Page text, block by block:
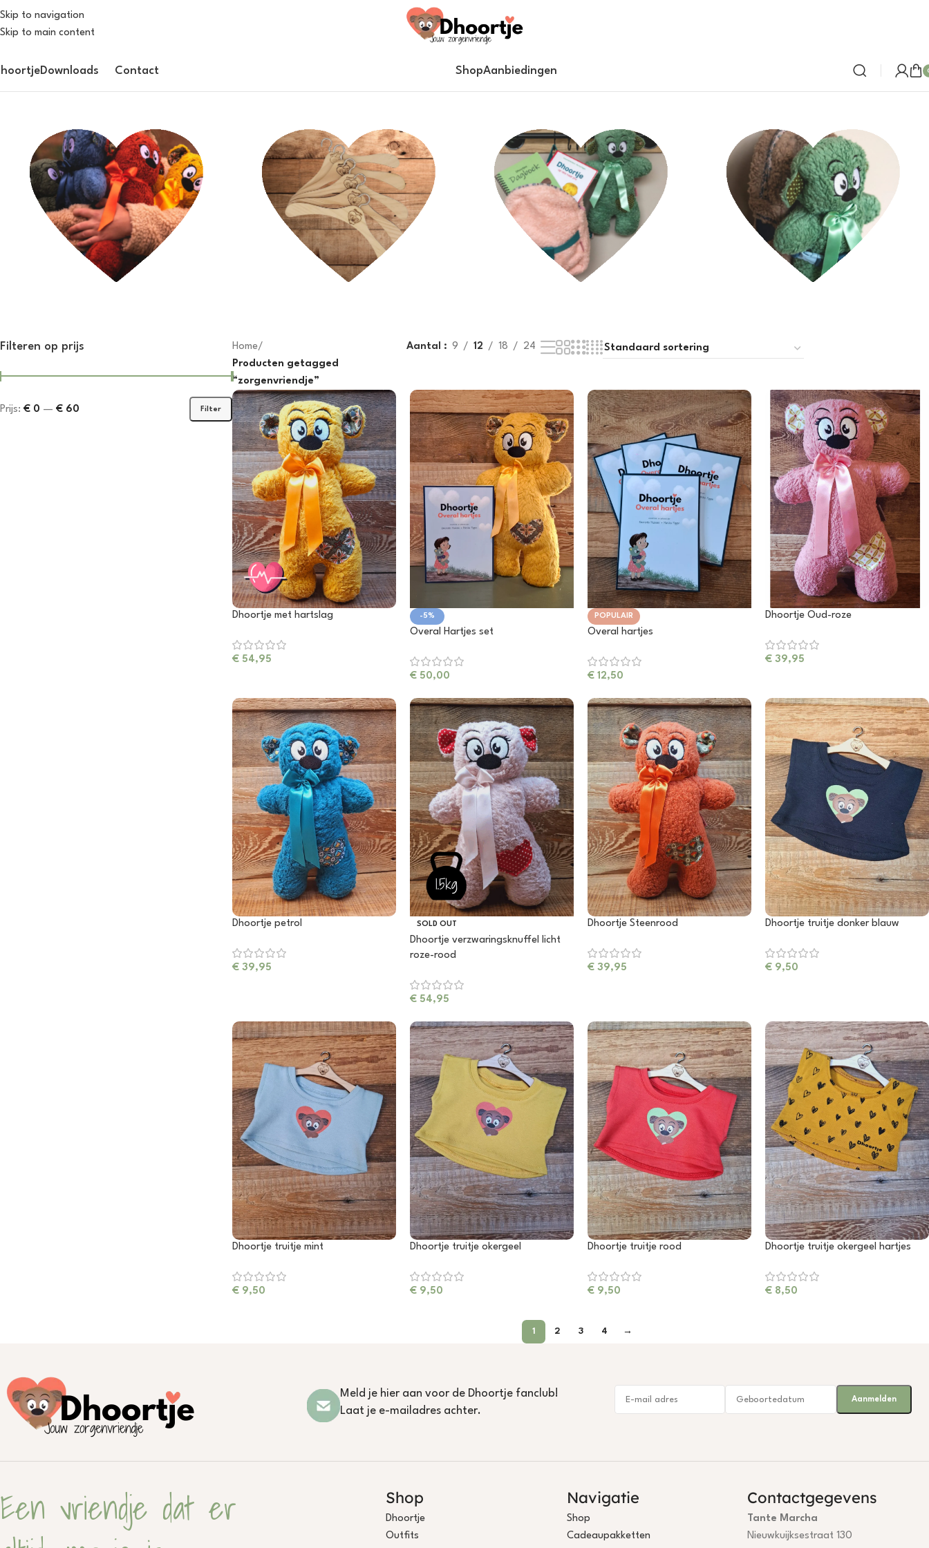
Skip to navigation
Skip to main content
Downloads Contact ShopAanbiedingen
Filteren op prijs
Filter
Prijs: € 0 — € 60
Home/
Producten getagged
“zorgenvriendje”
Aantal 9 12 18 24
Dhoortje met hartslag
€ 54,95
-5%
Overal Hartjes set
€ 50,00
POPULAIR
Overal hartjes
€ 12,50
Dhoortje Oud-roze
€ 39,95
Dhoortje petrol
€ 39,95
SOLD OUT
Dhoortje verzwaringsknuffel licht
roze-rood
€ 54,95
Dhoortje Steenrood
€ 39,95
Dhoortje truitje donker blauw
€ 9,50
Dhoortje truitje mint
€ 9,50
Dhoortje truitje okergeel
€ 9,50
Dhoortje truitje rood
€ 9,50
Dhoortje truitje okergeel hartjes
€ 8,50
1 2 3 4 →
Meld je hier aan voor de Dhoortje fanclub!
Laat je e-mailadres achter.
Een vriendje dat er
Shop
Dhoortje
Outfits
Navigatie
Shop
Cadeaupakketten
Contactgegevens
Tante Marcha
Nieuwkuijksestraat 130